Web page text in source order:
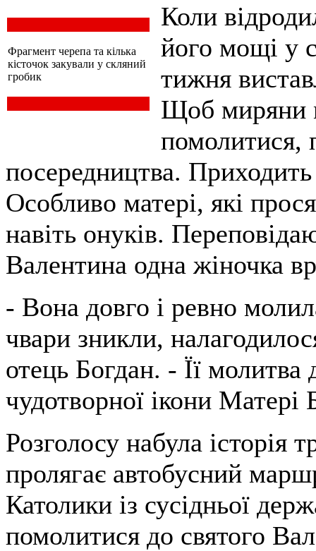
Фрагмент черепа та кілька
кісточок закували у скляний
гробик
Коли
його мощі у
тижня
Щоб миряни
помолитися,
посередництва.
Особливо матері, які
навіть онуків.
Валентина одна жіночка
- Вона довго і ревно
чвари зникли,
отець Богдан. - Її
чудотворної ікони
Розголосу набула історія
пролягає автобусний
Католики із сусідньої
помолитися до святого